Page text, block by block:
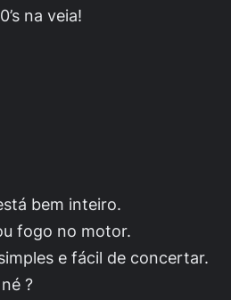
na veia!
bem inteiro.
fogo no motor.
e fácil de concertar.
?